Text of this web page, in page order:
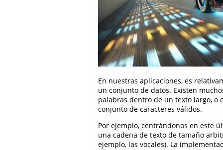
En nuestras aplicaciones, es
un conjunto de datos. Existen
palabras dentro de un texto largo,
conjunto de caracteres válidos.
Por ejemplo, centrándonos en este
una cadena de texto de tamaño
ejemplo, las vocales). La